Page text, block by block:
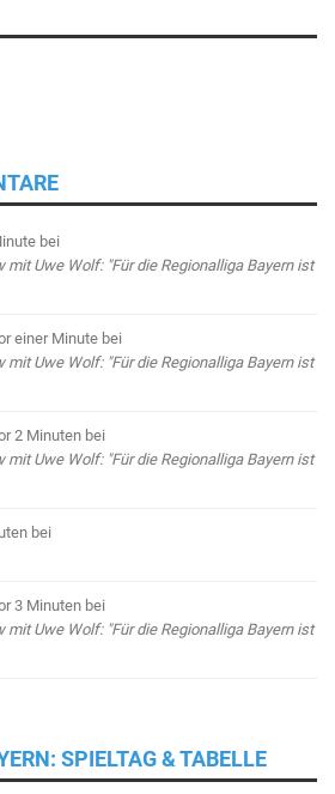
bei
mit Uwe Wolf: "Für die Regionalliga Bayern ist
einer Minute bei
mit Uwe Wolf: "Für die Regionalliga Bayern ist
2 Minuten bei
mit Uwe Wolf: "Für die Regionalliga Bayern ist
bei
3 Minuten bei
mit Uwe Wolf: "Für die Regionalliga Bayern ist
SPIELTAG & TABELLE